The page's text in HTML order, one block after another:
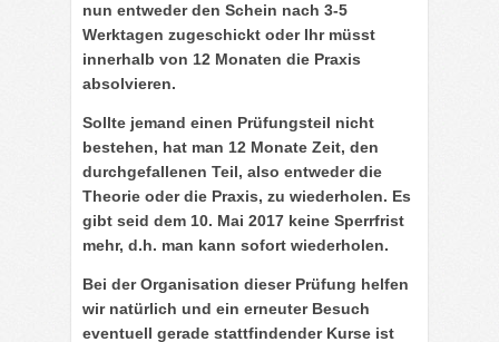
nun entweder den Schein nach 3-5
Werktagen zugeschickt oder Ihr müsst
innerhalb von 12 Monaten die Praxis
absolvieren.
Sollte jemand einen Prüfungsteil nicht
bestehen, hat man 12 Monate Zeit, den
durchgefallenen Teil, also entweder die
Theorie oder die Praxis, zu wiederholen. Es
gibt seid dem 10. Mai 2017 keine Sperrfrist
mehr, d.h. man kann sofort wiederholen.
Bei der Organisation dieser Prüfung helfen
wir natürlich und ein erneuter Besuch
eventuell gerade stattfindender Kurse ist